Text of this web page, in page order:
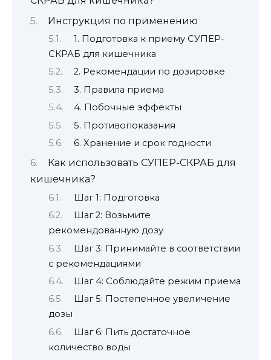
Инструкция по применению
1. Подготовка к приему СУПЕР-
СКРАБ для кишечника
2. Рекомендации по дозировке
3. Правила приема
4. Побочные эффекты
5. Противопоказания
6. Хранение и срок годности
Как использовать СУПЕР-СКРАБ для
кишечника?
Шаг 1: Подготовка
Шаг 2: Возьмите
рекомендованную дозу
Шаг 3: Принимайте в соответствии
с рекомендациями
Шаг 4: Соблюдайте режим приема
Шаг 5: Постепенное увеличение
дозы
Шаг 6: Пить достаточное
количество воды